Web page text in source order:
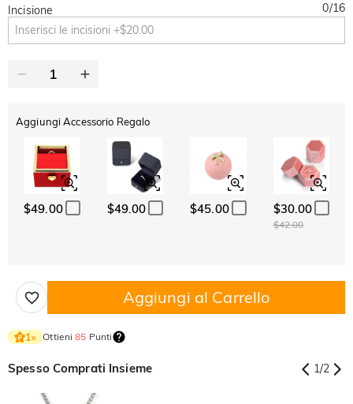
Incisione 0/16
Aggiungi Accessorio Regalo
$49.00 $49.00 $45.00 $30.00
$42.00
Aggiungi al Carrello
1× Ottieni85 Punti
Spesso Comprati Insieme 1/2